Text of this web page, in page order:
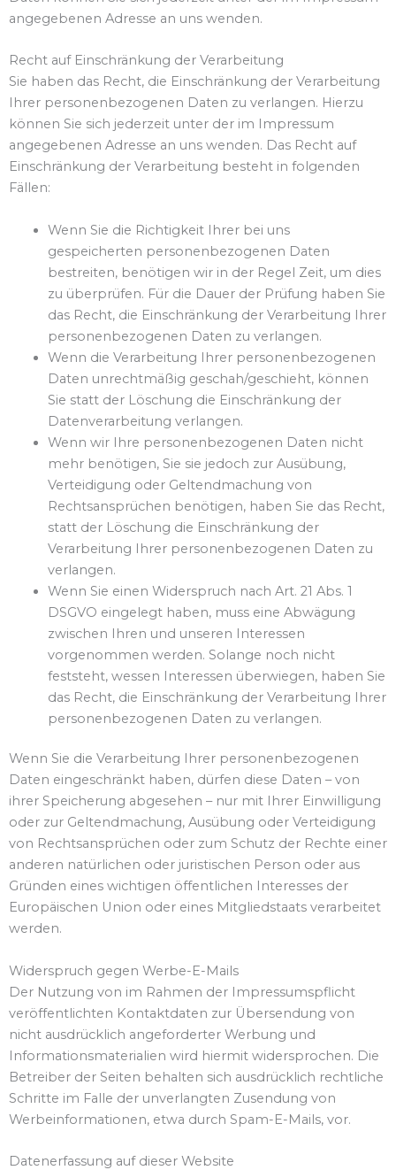
angegebenen Adresse an uns wenden.
Recht auf Einschränkung der Verarbeitung
Sie haben das Recht, die Einschränkung der Verarbeitung
Ihrer personenbezogenen Daten zu verlangen. Hierzu
können Sie sich jederzeit unter der im Impressum
angegebenen Adresse an uns wenden. Das Recht auf
Einschränkung der Verarbeitung besteht in folgenden
Fällen:
Wenn Sie die Richtigkeit Ihrer bei uns
gespeicherten personenbezogenen Daten
bestreiten, benötigen wir in der Regel Zeit, um dies
zu überprüfen. Für die Dauer der Prüfung haben Sie
das Recht, die Einschränkung der Verarbeitung Ihrer
personenbezogenen Daten zu verlangen.
Wenn die Verarbeitung Ihrer personenbezogenen
Daten unrechtmäßig geschah/geschieht, können
Sie statt der Löschung die Einschränkung der
Datenverarbeitung verlangen.
Wenn wir Ihre personenbezogenen Daten nicht
mehr benötigen, Sie sie jedoch zur Ausübung,
Verteidigung oder Geltendmachung von
Rechtsansprüchen benötigen, haben Sie das Recht,
statt der Löschung die Einschränkung der
Verarbeitung Ihrer personenbezogenen Daten zu
verlangen.
Wenn Sie einen Widerspruch nach Art. 21 Abs. 1
DSGVO eingelegt haben, muss eine Abwägung
zwischen Ihren und unseren Interessen
vorgenommen werden. Solange noch nicht
feststeht, wessen Interessen überwiegen, haben Sie
das Recht, die Einschränkung der Verarbeitung Ihrer
personenbezogenen Daten zu verlangen.
Wenn Sie die Verarbeitung Ihrer personenbezogenen
Daten eingeschränkt haben, dürfen diese Daten – von
ihrer Speicherung abgesehen – nur mit Ihrer Einwilligung
oder zur Geltendmachung, Ausübung oder Verteidigung
von Rechtsansprüchen oder zum Schutz der Rechte einer
anderen natürlichen oder juristischen Person oder aus
Gründen eines wichtigen öffentlichen Interesses der
Europäischen Union oder eines Mitgliedstaats verarbeitet
werden.
Widerspruch gegen Werbe-E-Mails
Der Nutzung von im Rahmen der Impressumspflicht
veröffentlichten Kontaktdaten zur Übersendung von
nicht ausdrücklich angeforderter Werbung und
Informationsmaterialien wird hiermit widersprochen. Die
Betreiber der Seiten behalten sich ausdrücklich rechtliche
Schritte im Falle der unverlangten Zusendung von
Werbeinformationen, etwa durch Spam-E-Mails, vor.
Datenerfassung auf dieser Website